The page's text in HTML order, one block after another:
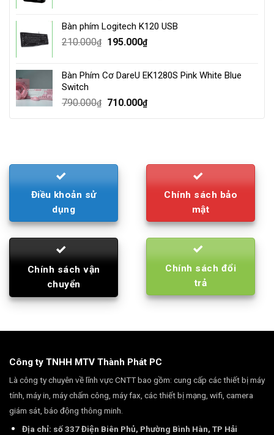
4.000.000₫.3.500.000₫.
Bàn phím Logitech K120 USB
210.000₫
Original
210.000₫.
195.000₫Current
195.000₫.
Bàn Phím Cơ DareU EK1280S Pink White Blue
Switch
790.000₫
Original
710.000₫Current
Điều khoản sử
dụng
Chính sách bảo
mật
Chính sách vận
chuyển
Chính sách đổi
trả
Công ty TNHH MTV Thành Phát PC
Là công ty chuyên về lĩnh vực CNTT bao gồm: cung cấp các thiết bị máy
tính, máy in, máy chấm công, máy fax, các thiết bị mạng, wifi, camera
giám sát, báo động thông minh.
Địa chỉ: số 337 Điện Biên Phủ, Phường Bình Hàn, TP Hải